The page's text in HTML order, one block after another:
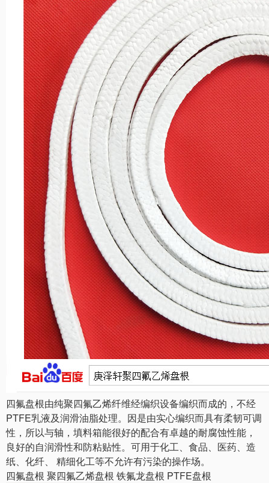
四氟盘根由纯聚四氟乙烯纤维经编织设备编织而成的，不经
PTFE乳液及润滑油脂处理。因是由实心编织而具有柔韧可调
性，所以与轴，填料箱能很好的配合有卓越的耐腐蚀性能，
良好的自润滑性和防粘贴性。可用于化工、食品、医药、造
纸、化纤、 精细化工等不允许有污染的操作场。
四氟盘根 聚四氟乙烯盘根 铁氟龙盘根 PTFE盘根